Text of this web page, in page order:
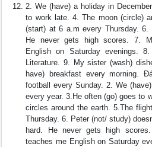
2. We (have) a holiday in
to work late. 4. The moon (circle)
(start) at 6 a.m every Thursday.
He never gets high scores. 7.
English on Saturday evenings.
Literature. 9. My sister (wash)
have) breakfast every morning.
football every Sunday. 2. We
every year. 3.He often (go) goes to
circles around the earth. 5.The
Thursday. 6. Peter (not/ study)
hard. He never gets high
teaches me English on Saturday